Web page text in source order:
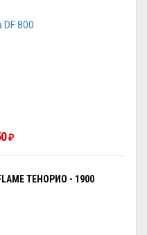
₽
ТЕНОРИО - 1900